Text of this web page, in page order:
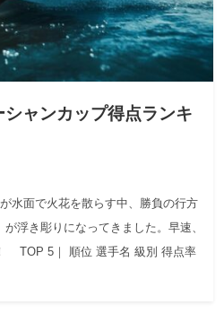
ャンカップ得点ランキ
水面で火花を散らす中、勝負の行方
浮き彫りになってきました。早速、
TOP 5｜ 順位 選手名 級別 得点率